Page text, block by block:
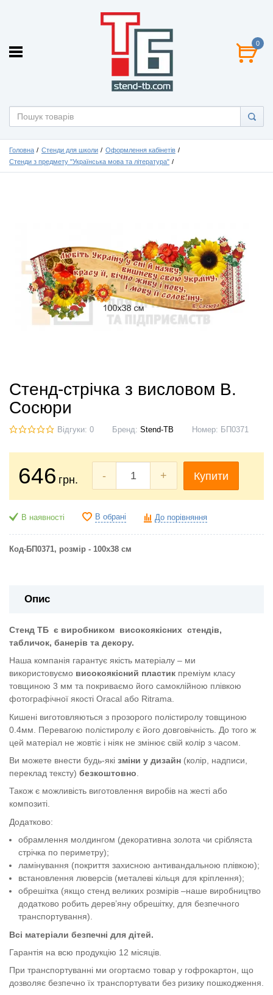
0
Головна Стенди для школи
Оформлення кабінетів
Стенди з предмету "Українська мова та література"
Стенд-стрічка з висловом В.
Сосюри
Відгуки: 0 Бренд: Stend-TB Номер: БП0371
646 грн. - + Купити
В наявності В обрані До порівняння
Код-БП0371, розмір - 100х38 см
Опис
Стенд ТБ є виробником високоякісних стендів,
табличок, банерів та декору.
Наша компанія гарантує якість матеріалу – ми
використовуємо високоякісний пластик преміум класу
товщиною 3 мм та покриваємо його самоклійною плівкою
фотографічної якості Oracal або Ritrama.
Кишені виготовляються з прозорого полістиролу товщиною
0.4мм. Перевагою полістиролу є його довговічність. До того ж
цей матеріал не жовтіє і ніяк не змінює свій колір з часом.
Ви можете внести будь-які зміни у дизайн (колір, надписи,
переклад тексту) безкоштовно
Також є можливість виготовлення виробів на жесті або
композиті.
Додатково:
обрамлення молдингом (декоративна золота чи срібляста
стрічка по периметру);
ламінування (покриття захисною антивандальною плівкою);
встановлення люверсів (металеві кільця для кріплення);
обрешітка (якщо стенд великих розмірів –наше виробництво
додатково робить дерев’яну обрешітку, для безпечного
транспортування).
Всі матеріали безпечні для дітей.
Гарантія на всю продукцію 12 місяців.
При транспортуванні ми огортаємо товар у гофрокартон, що
дозволяє безпечно їх транспортувати без ризику пошкодження.